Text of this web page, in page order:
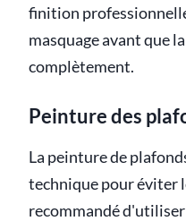
finition
masquage avant que
complètement.
Peinture des
La peinture de
technique pour éviter
recommandé